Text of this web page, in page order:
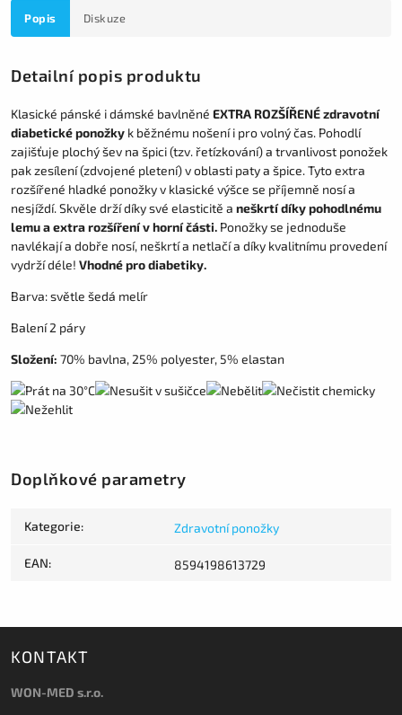
Popis Diskuze
Detailní popis produktu
Klasické pánské i dámské bavlněné EXTRA ROZŠÍŘENÉ zdravotní
diabetické ponožky k běžnému nošení i pro volný čas. Pohodlí
zajišťuje plochý šev na špici (tzv. řetízkování) a trvanlivost ponožek
pak zesílení (zdvojené pletení) v oblasti paty a špice. Tyto extra
rozšířené hladké ponožky v klasické výšce se příjemně nosí a
nesjíždí. Skvěle drží díky své elasticitě a neškrtí díky pohodlnému
lemu a extra rozšíření v horní části. Ponožky se jednoduše
navlékají a dobře nosí, neškrtí a netlačí a díky kvalitnímu provedení
vydrží déle! Vhodné pro diabetiky.
Barva: světle šedá melír
Balení 2 páry
Složení: 70% bavlna, 25% polyester, 5% elastan
Doplňkové parametry
Kategorie: Zdravotní ponožky
EAN: 8594198613729
KONTAKT
WON-MED s.r.o.